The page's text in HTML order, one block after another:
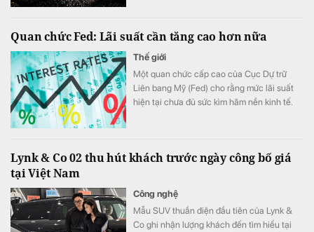
của doanh nghiệp. Đồng thời, cho biết cột
mốc IPO sẽ tạo cơ hội để đội ngũ nhân sự,
nghệ sĩ và người hâm mộ cùng trở thành
những người đồng sở hữu hệ sinh thái đã
nuôi dưỡng khát vọng và giấc mơ của họ
suốt nhiều năm.
Quan chức Fed: Lãi suất cần tăng cao hơn nữa
Thế giới
Một quan chức cấp cao của Cục Dự trữ
Liên bang Mỹ (Fed) cho rằng mức lãi suất
hiện tại chưa đủ sức kìm hãm nền kinh tế.
Lynk & Co 02 thu hút khách trước ngày công bố giá
tại Việt Nam
Công nghệ
Mẫu SUV thuần điện đầu tiên của Lynk &
Co ghi nhận lượng khách đến tìm hiểu tại